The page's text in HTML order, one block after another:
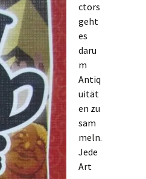
ctors
geht
es
daru
m
Antiq
uität
en zu
sam
meln.
Jede
Art